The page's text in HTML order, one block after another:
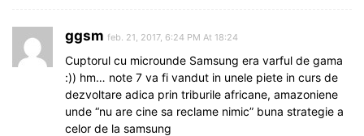
ggsm feb. 21, 2017, 6:24 PM At 18:24
Cuptorul cu microunde Samsung era varful de gama
:)) hm… note 7 va fi vandut in unele piete in curs de
dezvoltare adica prin triburile africane, amazoniene
unde “nu are cine sa reclame nimic” buna strategie a
celor de la samsung